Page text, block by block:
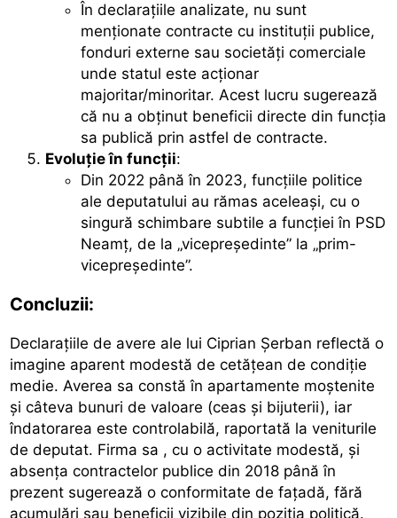
În declarațiile analizate, nu sunt
menționate contracte cu instituții publice,
fonduri externe sau societăți comerciale
unde statul este acționar
majoritar/minoritar. Acest lucru sugerează
că nu a obținut beneficii directe din funcția
sa publică prin astfel de contracte.
Evoluție în funcții:
Din 2022 până în 2023, funcțiile politice
ale deputatului au rămas aceleași, cu o
singură schimbare subtile a funcției în PSD
Neamț, de la „vicepreședinte” la „prim-
vicepreședinte”.
Concluzii:
Declarațiile de avere ale lui Ciprian Șerban reflectă o
imagine aparent modestă de cetățean de condiție
medie. Averea sa constă în apartamente moștenite
și câteva bunuri de valoare (ceas și bijuterii), iar
îndatorarea este controlabilă, raportată la veniturile
de deputat. Firma sa , cu o activitate modestă, și
absența contractelor publice din 2018 până în
prezent sugerează o conformitate de fațadă, fără
acumulări sau beneficii vizibile din poziția politică.